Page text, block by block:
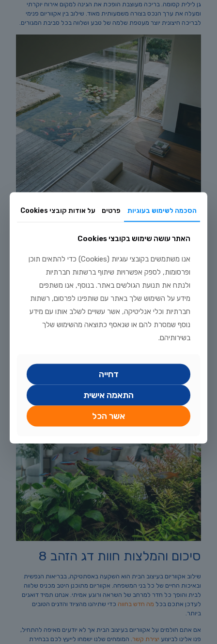
גן לילית קסומה. בריכה מעוצבת הופכת את הגינה למקום אירוח יוקרתי
ומעלה את ערך הנכס בצורה משמעותית מאוד. שילוב בין אקווריום פנימי
לבריכה חיצונית יוצר מעטפת שלמה של טבע ושלווה בכל סביבת המגורים.
תחזוקה נכונה למראה נקי לאורך
הסוד להצלחת אקווריום בעיצוב הבית הוא שמירה על ניקיון וצלילות המים
בכל עת ללא פשרות. מים עכורים או אצות על הזכוכית יפגעו במראה
העיצובי שבניתם ויגרמו לאפקט הפוך ולא נעים. מומלץ לבצע החלפות מים
שבועיות ולנקות את הפילטרים באופן קבוע כדי למנוע הצטברות רעלים.
ניתן לקרוא מאמרים נוספים אצלנו באתר כדי ללמוד טכניקות מתקדמות
לשמירה על אקווריום נקי. תחזוקה נכונה היא לא מטלה קשה אם משתמשים
בכלים הנכונים ובציוד המקצועי שקיים בחווה. אקווריום בעיצוב הבית
סיכום והמלצות חוות דג הזהב 8
שילוב אקווריום בעיצוב הבית הוא השקעה באסתטיקה, בבריאות הנפשית
ובאיכות החיים של כל בני המשפחה. אקווריום מתוכנן היטב מכניס שלווה
לבית והופך כל חדר למרחב של השראה ורוגע אמיתי. אנחנו תמיד דואגים
לעדכן אתכם בכל מה חדש בחווה כדי שתיהנו מהציוד והדגים הטובים
ביותר.
אם אתם חולמים על אקווריום בעיצוב הבית אך לא יודעים מאיפה להתחיל,
פנו אלינו לביצוע יצירת קשר. המומחים שלנו ישמחו לייעץ לכם בבחירת
הסכמה לשימוש בעוגיות פרטים על אודות קובצי Cookies
האתר עושה שימוש בקובצי Cookies
אנו משתמשים בקובצי עוגיות (Cookies) כדי להתאים תוכן
ופרסומות, לספק אפשרויות שיתוף ברשתות חברתיות
ולנתח את תנועת הגולשים באתר. בנוסף, אנו משתפים
מידע על השימוש שלך באתר עם שותפינו לפרסום, רשתות
חברתיות וכלי אנליטיקה, אשר עשויים לשלב אותו עם מידע
נוסף שמסרת להם או שנאסף כתוצאה מהשימוש שלך
בשירותיהם.
דחייה
התאמה אישית
אשר הכל